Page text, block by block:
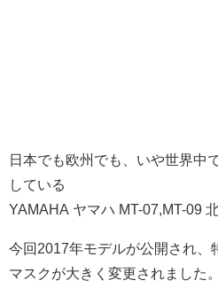
日本でも欧州でも、いや世界中
している
YAMAHA ヤマハ MT-07,MT-09
今回2017年モデルが公開され、
マスクが大きく変更されました。